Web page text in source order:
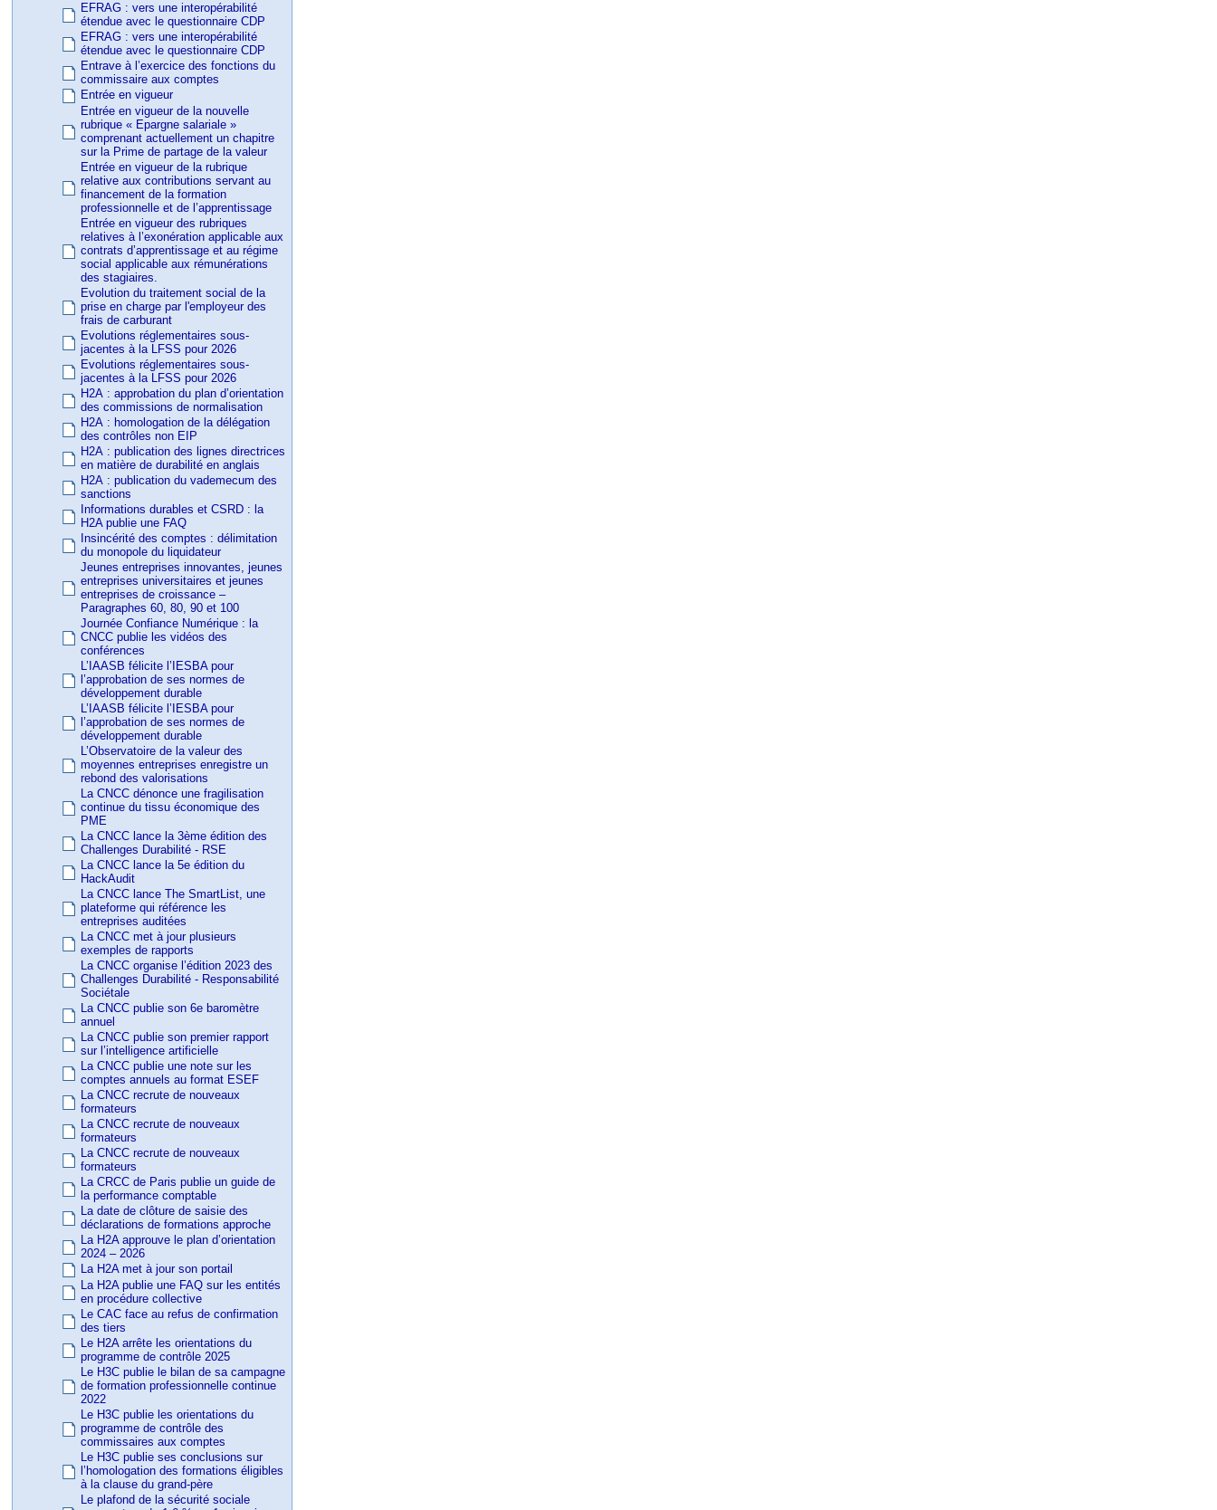
EFRAG : vers une interopérabilité
étendue avec le questionnaire CDP
EFRAG : vers une interopérabilité
étendue avec le questionnaire CDP
Entrave à l’exercice des fonctions du
commissaire aux comptes
Entrée en vigueur
Entrée en vigueur de la nouvelle
rubrique « Epargne salariale »
comprenant actuellement un chapitre
sur la Prime de partage de la valeur
Entrée en vigueur de la rubrique
relative aux contributions servant au
financement de la formation
professionnelle et de l’apprentissage
Entrée en vigueur des rubriques
relatives à l’exonération applicable aux
contrats d’apprentissage et au régime
social applicable aux rémunérations
des stagiaires.
Evolution du traitement social de la
prise en charge par l'employeur des
frais de carburant
Evolutions réglementaires sous-
jacentes à la LFSS pour 2026
Evolutions réglementaires sous-
jacentes à la LFSS pour 2026
H2A : approbation du plan d’orientation
des commissions de normalisation
H2A : homologation de la délégation
des contrôles non EIP
H2A : publication des lignes directrices
en matière de durabilité en anglais
H2A : publication du vademecum des
sanctions
Informations durables et CSRD : la
H2A publie une FAQ
Insincérité des comptes : délimitation
du monopole du liquidateur
Jeunes entreprises innovantes, jeunes
entreprises universitaires et jeunes
entreprises de croissance –
Paragraphes 60, 80, 90 et 100
Journée Confiance Numérique : la
CNCC publie les vidéos des
conférences
L’IAASB félicite l’IESBA pour
l’approbation de ses normes de
développement durable
L’IAASB félicite l’IESBA pour
l’approbation de ses normes de
développement durable
L’Observatoire de la valeur des
moyennes entreprises enregistre un
rebond des valorisations
La CNCC dénonce une fragilisation
continue du tissu économique des
PME
La CNCC lance la 3ème édition des
Challenges Durabilité - RSE
La CNCC lance la 5e édition du
HackAudit
La CNCC lance The SmartList, une
plateforme qui référence les
entreprises auditées
La CNCC met à jour plusieurs
exemples de rapports
La CNCC organise l’édition 2023 des
Challenges Durabilité - Responsabilité
Sociétale
La CNCC publie son 6e baromètre
annuel
La CNCC publie son premier rapport
sur l’intelligence artificielle
La CNCC publie une note sur les
comptes annuels au format ESEF
La CNCC recrute de nouveaux
formateurs
La CNCC recrute de nouveaux
formateurs
La CNCC recrute de nouveaux
formateurs
La CRCC de Paris publie un guide de
la performance comptable
La date de clôture de saisie des
déclarations de formations approche
La H2A approuve le plan d’orientation
2024 – 2026
La H2A met à jour son portail
La H2A publie une FAQ sur les entités
en procédure collective
Le CAC face au refus de confirmation
des tiers
Le H2A arrête les orientations du
programme de contrôle 2025
Le H3C publie le bilan de sa campagne
de formation professionnelle continue
2022
Le H3C publie les orientations du
programme de contrôle des
commissaires aux comptes
Le H3C publie ses conclusions sur
l’homologation des formations éligibles
à la clause du grand-père
Le plafond de la sécurité sociale